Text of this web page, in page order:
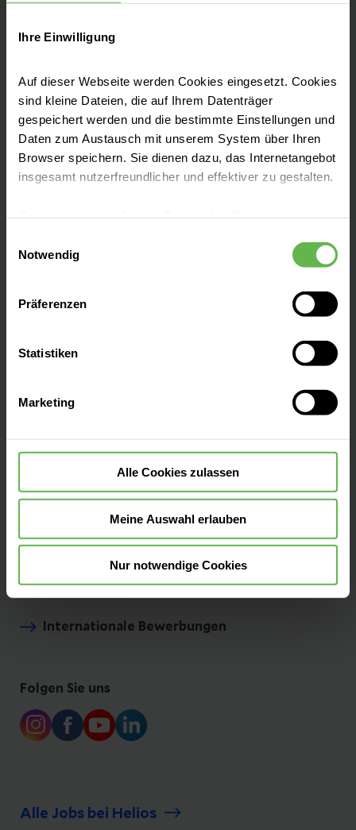
Ihre Einwilligung
Auf dieser Webseite werden Cookies eingesetzt. Cookies
sind kleine Dateien, die auf Ihrem Datenträger
gespeichert werden und die bestimmte Einstellungen und
Daten zum Austausch mit unserem System über Ihren
Browser speichern. Sie dienen dazu, das Internetangebot
insgesamt nutzerfreundlicher und effektiver zu gestalten.
eingesetzt werden.
Es steht Ihnen frei, unsere Seite mit nur den notwendigen
Cookies zu benutzen, eine individuelle Auswahl
oder durch Auswahl von „Alle Cookies akzeptieren“ in die
widerrufen.
Notwendig
Präferenzen
Statistiken
Marketing
Alle Cookies zulassen
Meine Auswahl erlauben
Nur notwendige Cookies
Dann sprechen Sie uns gerne an!
Helios Hotline: 0800-Medizin
(Mo-Do 8-18 Uhr und Fr 8-17 Uhr, außer an
den gesetzlichen Feiertagen)
Ausbildung
Fort- und Weiterbildung
Internationale Bewerbungen
Folgen Sie uns
Alle Jobs bei Helios